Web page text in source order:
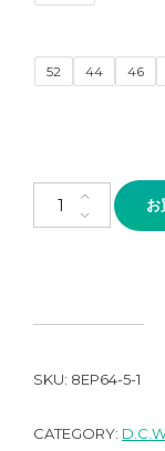
52 44 46
D.C.WHITE
お
SKU: 8EP64-5-1
CATEGORY: